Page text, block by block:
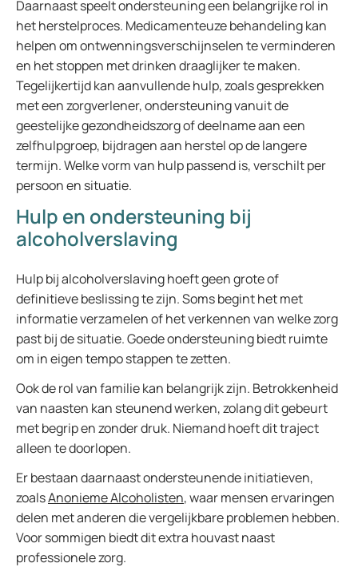
Daarnaast speelt ondersteuning een belangrijke rol in
het herstelproces. Medicamenteuze behandeling kan
helpen om ontwenningsverschijnselen te verminderen
en het stoppen met drinken draaglijker te maken.
Tegelijkertijd kan aanvullende hulp, zoals gesprekken
met een zorgverlener, ondersteuning vanuit de
geestelijke gezondheidszorg of deelname aan een
zelfhulpgroep, bijdragen aan herstel op de langere
termijn. Welke vorm van hulp passend is, verschilt per
persoon en situatie.
Hulp en ondersteuning bij
alcoholverslaving
Hulp bij alcoholverslaving hoeft geen grote of
definitieve beslissing te zijn. Soms begint het met
informatie verzamelen of het verkennen van welke zorg
past bij de situatie. Goede ondersteuning biedt ruimte
om in eigen tempo stappen te zetten.
Ook de rol van familie kan belangrijk zijn. Betrokkenheid
van naasten kan steunend werken, zolang dit gebeurt
met begrip en zonder druk. Niemand hoeft dit traject
alleen te doorlopen.
Er bestaan daarnaast ondersteunende initiatieven,
zoalsAnonieme Alcoholisten, waar mensen ervaringen
delen met anderen die vergelijkbare problemen hebben.
Voor sommigen biedt dit extra houvast naast
professionele zorg.